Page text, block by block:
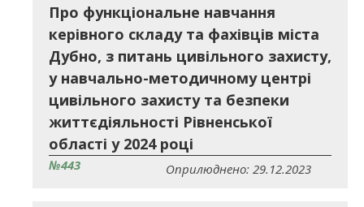
Про функціональне навчання
керівного складу та фахівців міста
Дубно, з питань цивільного захисту,
у навчально-методичному центрі
цивільного захисту та безпеки
життєдіяльності Рівненської
області у 2024 році
№443 Оприлюднено: 29.12.2023